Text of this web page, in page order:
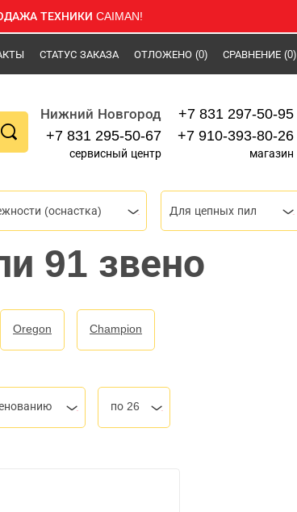
ТЕХНИКИ CAIMAN!
СТАТУС ЗАКАЗА ОТЛОЖЕНО (0) СРАВНЕНИЕ (0)
Нижний Новгород
+7 831 295-50-67
сервисный центр
+7 831 297-50-95
+7 910-393-80-26
магазин
(оснастка) Для цепных пил
91 звено
Oregon Champion
по 26